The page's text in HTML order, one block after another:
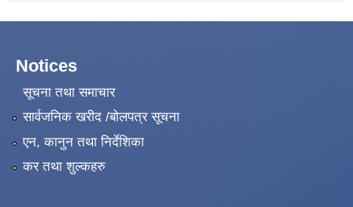
Notices
सूचना तथा समाचार
सार्वजनिक खरीद /बोलपत्र सूचना
एन, कानुन तथा निर्देशिका
कर तथा शुल्कहरु